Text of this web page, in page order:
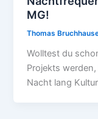
MG!
Thomas
Wolltest du
Projekts
Nacht lang